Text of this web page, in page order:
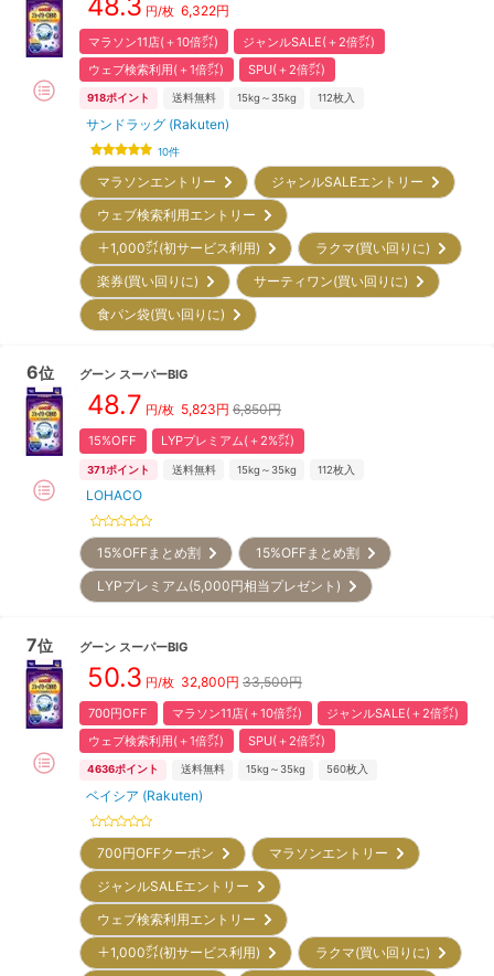
円/枚 6,322円
マラソン11店(＋10倍㌽)
ジャンルSALE(＋2倍㌽)
ウェブ検索利用(＋1倍㌽)
SPU(＋2倍㌽)
918ポイント 送料無料 15kg～35kg 112枚入
サンドラッグ (Rakuten)
10件
マラソンエントリー
ジャンルSALEエントリー
ウェブ検索利用エントリー
＋1,000㌽(初サービス利用)
ラクマ(買い回りに)
楽券(買い回りに)
サーティワン(買い回りに)
食パン袋(買い回りに)
6位 グーン スーパーBIG
48.7 円/枚 5,823円 6,850円
15%OFF LYPプレミアム(＋2%㌽)
371ポイント 送料無料 15kg～35kg 112枚入
LOHACO
15%OFFまとめ割
15%OFFまとめ割
LYPプレミアム(5,000円相当プレゼント)
7位 グーン スーパーBIG
50.3 円/枚 32,800円 33,500円
700円OFF マラソン11店(＋10倍㌽)
ジャンルSALE(＋2倍㌽)
ウェブ検索利用(＋1倍㌽)
SPU(＋2倍㌽)
4636ポイント 送料無料 15kg～35kg 560枚入
ベイシア (Rakuten)
700円OFFクーポン
マラソンエントリー
ジャンルSALEエントリー
ウェブ検索利用エントリー
＋1,000㌽(初サービス利用)
ラクマ(買い回りに)